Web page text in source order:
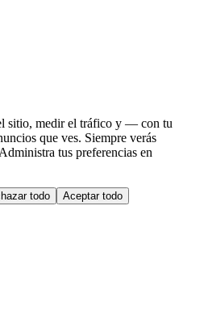
sitio, medir el tráfico y — con tu
que ves. Siempre verás
tus preferencias en
todo Aceptar todo